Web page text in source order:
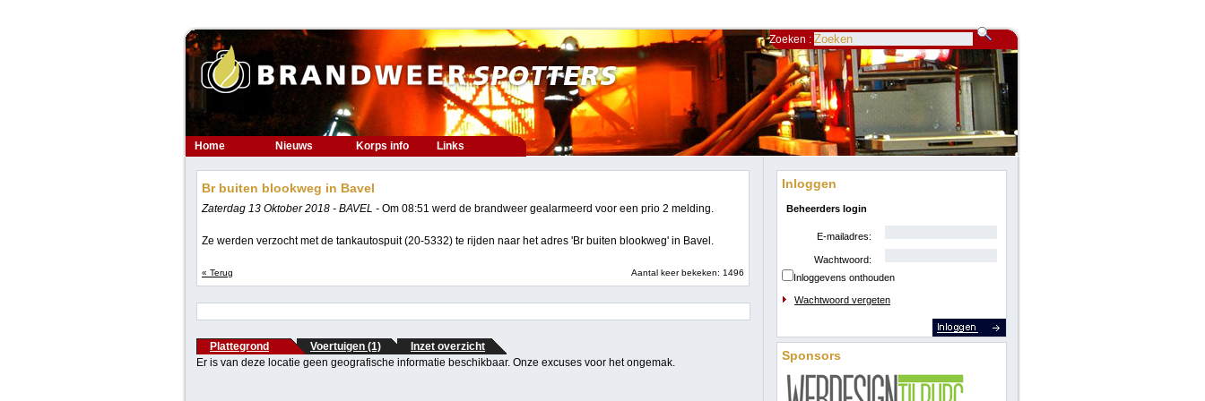
Zoeken :
Home Nieuws Korps info Links
Br buiten blookweg in Bavel
Zaterdag 13 Oktober 2018 - BAVEL - Om 08:51 werd de brandweer gealarmeerd voor een prio 2 melding.
Ze werden verzocht met de tankautospuit (20-5332) te rijden naar het adres 'Br buiten blookweg' in Bavel.
« Terug Aantal keer bekeken: 1496
Plattegrond Voertuigen (1)
Inzet overzicht
Er is van deze locatie geen geografische informatie beschikbaar. Onze excuses voor het ongemak.
Inloggen
Beheerders login
E-mailadres:
Wachtwoord:
Inloggevens onthouden
Wachtwoord vergeten
Sponsors